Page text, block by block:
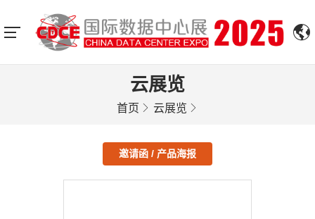
云展览
首页 云展览
邀请函 / 产品海报